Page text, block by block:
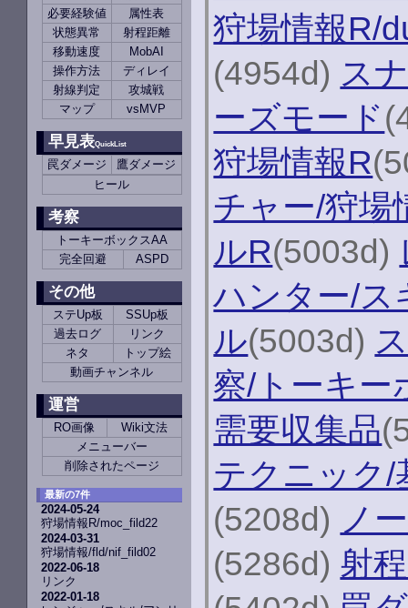
必要経験値
属性表
状態異常
射程距離
移動速度
MobAI
操作方法
ディレイ
射線判定
攻城戦
マップ
vsMVP
早見表QuickList
罠ダメージ
鷹ダメージ
ヒール
考察
トーキーボックスAA
完全回避
ASPD
その他
ステUp板
SSUp板
過去ログ
リンク
ネタ
トップ絵
動画チャンネル
運営
RO画像
Wiki文法
メニューバー
削除されたページ
最新の7件
2024-05-24
狩場情報R/moc_fild22
2024-03-31
狩場情報/fld/nif_fild02
2022-06-18
リンク
2022-01-18
狩場情報R/
(4954d) ス
ーズモード
狩場情報R
チャー/狩場
ルR(5003d)
ハンター/ス
ル(5003d)
察/トーキー
需要収集品
テクニック/
(5208d) ノ
(5286d) 射